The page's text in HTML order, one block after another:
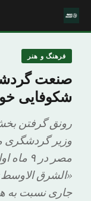
فرهنگ و هنر
صنعت
شکوفایی
رونق گرفتن
وزیر گردشگری
مصر در